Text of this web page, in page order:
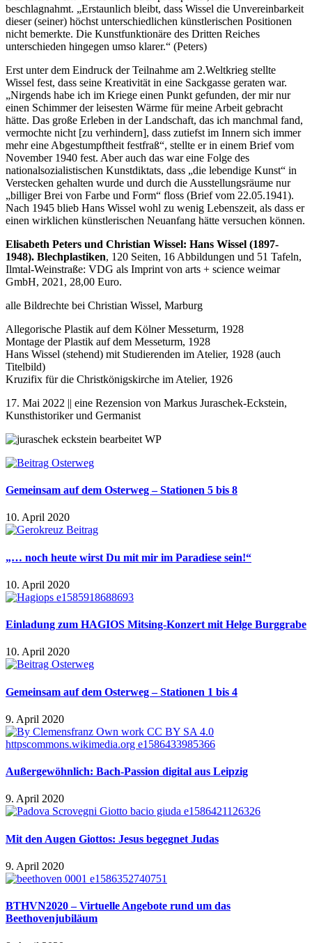
beschlagnahmt. „Erstaunlich bleibt, dass Wissel die Unvereinbarkeit
dieser (seiner) höchst unterschiedlichen künstlerischen Positionen
nicht bemerkte. Die Kunstfunktionäre des Dritten Reiches
unterschieden hingegen umso klarer.“ (Peters)
Erst unter dem Eindruck der Teilnahme am 2.Weltkrieg stellte
Wissel fest, dass seine Kreativität in eine Sackgasse geraten war.
„Nirgends habe ich im Kriege einen Punkt gefunden, der mir nur
einen Schimmer der leisesten Wärme für meine Arbeit gebracht
hätte. Das große Erleben in der Landschaft, das ich manchmal fand,
vermochte nicht [zu verhindern], dass zutiefst im Innern sich immer
mehr eine Abgestumpftheit festfraß“, stellte er in einem Brief vom
November 1940 fest. Aber auch das war eine Folge des
nationalsozialistischen Kunstdiktats, dass „die lebendige Kunst“ in
Verstecken gehalten wurde und durch die Ausstellungsräume nur
„billiger Brei von Farbe und Form“ floss (Brief vom 22.05.1941).
Nach 1945 blieb Hans Wissel wohl zu wenig Lebenszeit, als dass er
einen wirklichen künstlerischen Neuanfang hätte versuchen können.
Elisabeth Peters und Christian Wissel: Hans Wissel (1897-
1948). Blechplastiken, 120 Seiten, 16 Abbildungen und 51 Tafeln,
Ilmtal-Weinstraße: VDG als Imprint von arts + science weimar
GmbH, 2021, 28,00 Euro.
alle Bildrechte bei Christian Wissel, Marburg
Allegorische Plastik auf dem Kölner Messeturm, 1928
Montage der Plastik auf dem Messeturm, 1928
Hans Wissel (stehend) mit Studierenden im Atelier, 1928 (auch
Titelbild)
Kruzifix für die Christkönigskirche im Atelier, 1926
17. Mai 2022 || eine Rezension von Markus Juraschek-Eckstein,
Kunsthistoriker und Germanist
Gemeinsam auf dem Osterweg – Stationen 5 bis 8
10. April 2020
„… noch heute wirst Du mit mir im Paradiese sein!“
10. April 2020
Einladung zum HAGIOS Mitsing-Konzert mit Helge Burggrabe
10. April 2020
Gemeinsam auf dem Osterweg – Stationen 1 bis 4
9. April 2020
Außergewöhnlich: Bach-Passion digital aus Leipzig
9. April 2020
Mit den Augen Giottos: Jesus begegnet Judas
9. April 2020
BTHVN2020 – Virtuelle Angebote rund um das
Beethovenjubiläum